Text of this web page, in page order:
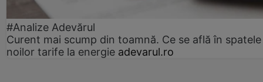
#Analize Adevărul
Curent mai scump din toamnă. Ce se află în spatele
noilor tarife la energie adevarul.ro